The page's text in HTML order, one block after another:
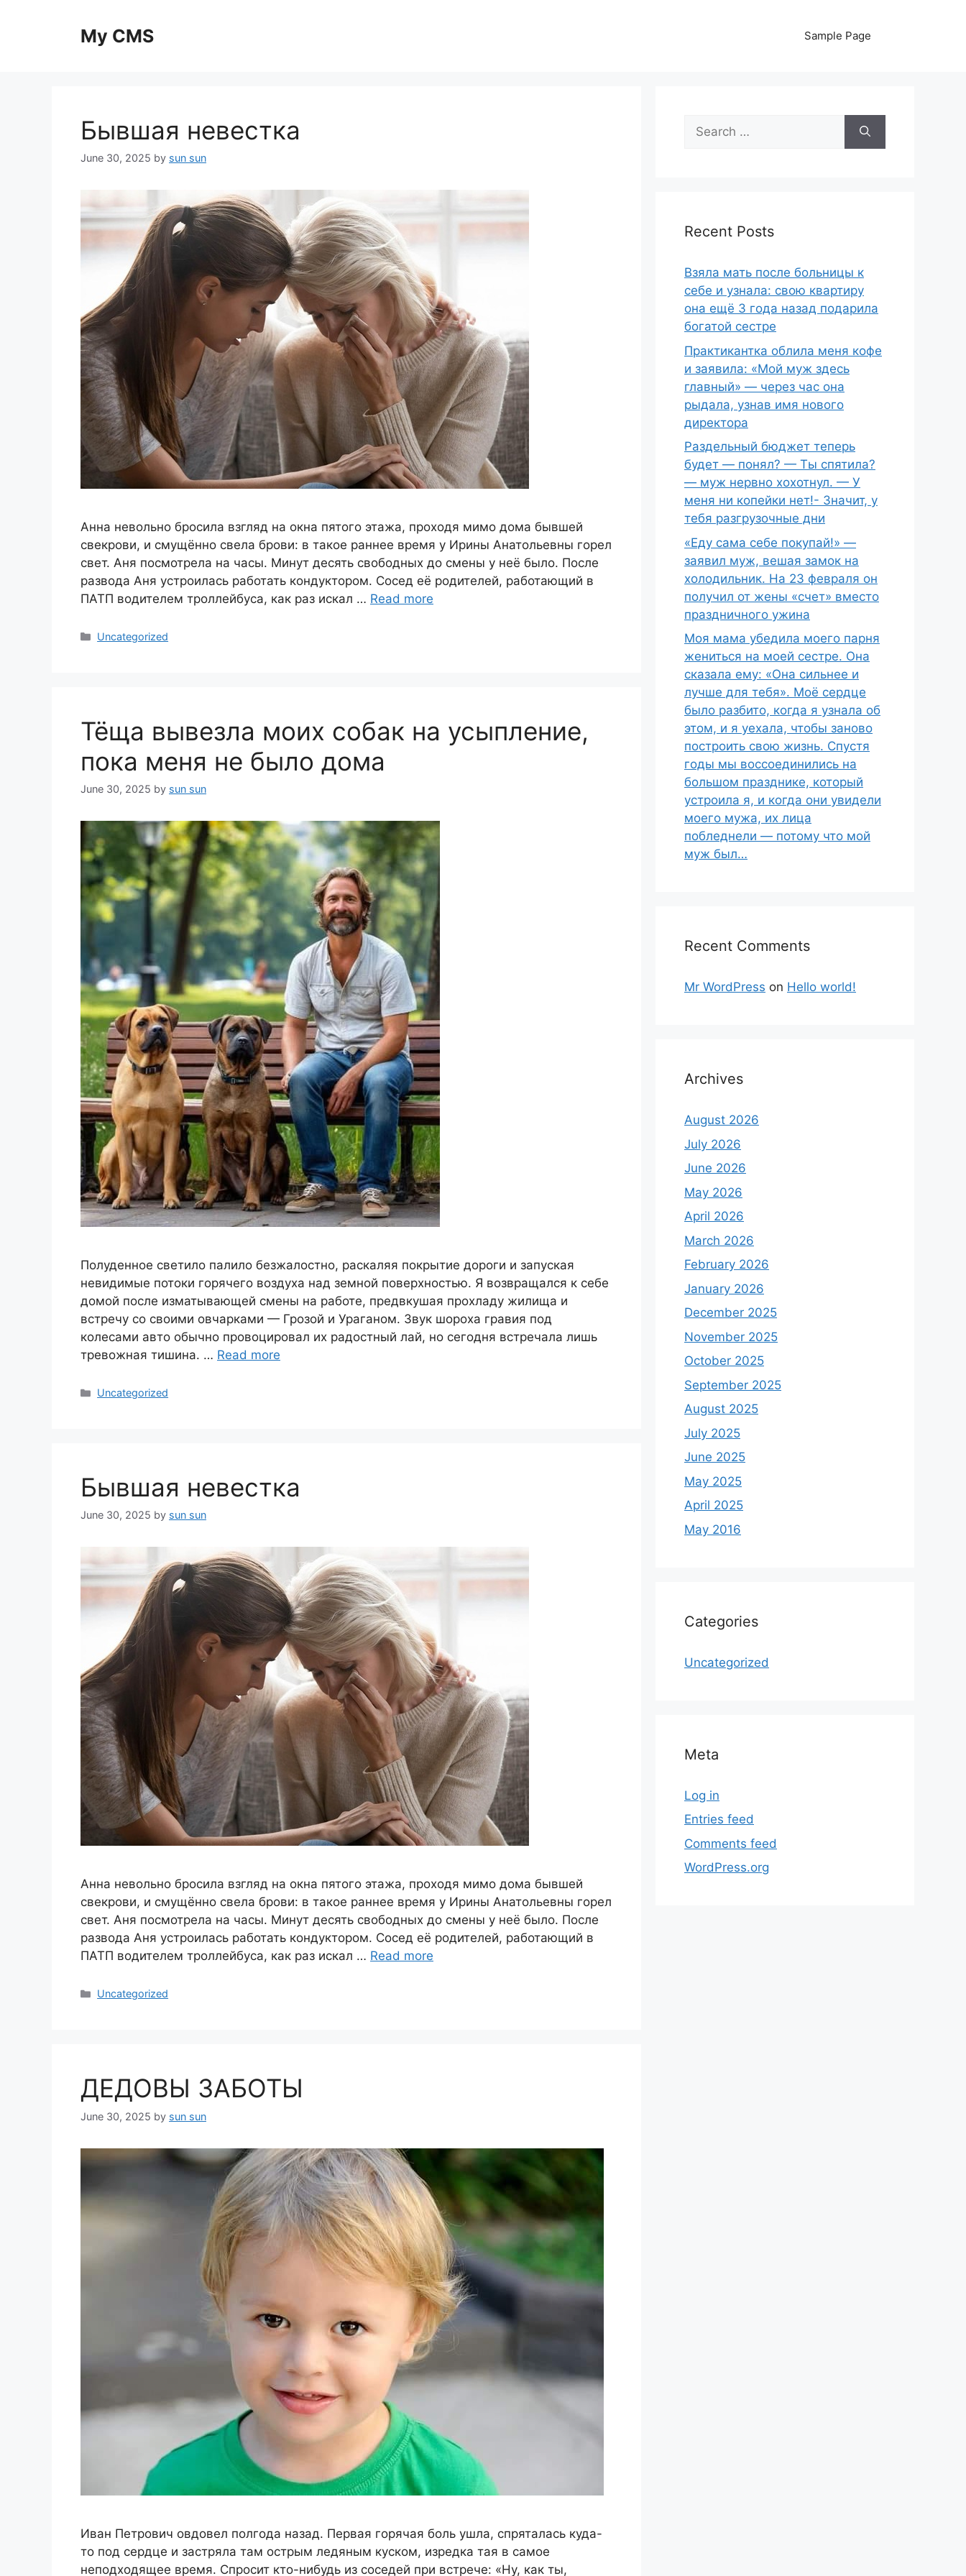
My CMS Sample Page
Бывшая невестка
June 30, 2025 by sun sun
Анна невольно бросила взгляд на окна пятого этажа, проходя мимо дома бывшей
свекрови, и смущённо свела брови: в такое раннее время у Ирины Анатольевны горел
свет. Аня посмотрела на часы. Минут десять свободных до смены у неё было. После
развода Аня устроилась работать кондуктором. Сосед её родителей, работающий в
ПАТП водителем троллейбуса, как раз искал … Read more
Categories
Uncategorized
Тёща вывезла моих собак на усыпление,
пока меня не было дома
June 30, 2025 by sun sun
Полуденное светило палило безжалостно, раскаляя покрытие дороги и запуская
невидимые потоки горячего воздуха над земной поверхностью. Я возвращался к себе
домой после изматывающей смены на работе, предвкушая прохладу жилища и
встречу со своими овчарками — Грозой и Ураганом. Звук шороха гравия под
колесами авто обычно провоцировал их радостный лай, но сегодня встречала лишь
тревожная тишина. … Read more
Categories
Uncategorized
Бывшая невестка
June 30, 2025 by sun sun
Анна невольно бросила взгляд на окна пятого этажа, проходя мимо дома бывшей
свекрови, и смущённо свела брови: в такое раннее время у Ирины Анатольевны горел
свет. Аня посмотрела на часы. Минут десять свободных до смены у неё было. После
развода Аня устроилась работать кондуктором. Сосед её родителей, работающий в
ПАТП водителем троллейбуса, как раз искал … Read more
Categories
Uncategorized
ДЕДОВЫ ЗАБОТЫ
June 30, 2025 by sun sun
Иван Петрович овдовел полгода назад. Первая горячая боль ушла, спряталась куда-
то под сердце и застряла там острым ледяным куском, изредка тая в самое
неподходящее время. Спросит кто-нибудь из соседей при встрече: «Ну, как ты,
Search
for:
Recent Posts
Взяла мать после больницы к
себе и узнала: свою квартиру
она ещё 3 года назад подарила
богатой сестре
Практикантка облила меня кофе
и заявила: «Мой муж здесь
главный» — через час она
рыдала, узнав имя нового
директора
Раздельный бюджет теперь
будет — понял? — Ты спятила?
— муж нервно хохотнул. — У
меня ни копейки нет!- Значит, у
тебя разгрузочные дни
«Еду сама себе покупай!» —
заявил муж, вешая замок на
холодильник. На 23 февраля он
получил от жены «счет» вместо
праздничного ужина
Моя мама убедила моего парня
жениться на моей сестре. Она
сказала ему: «Она сильнее и
лучше для тебя». Моё сердце
было разбито, когда я узнала об
этом, и я уехала, чтобы заново
построить свою жизнь. Спустя
годы мы воссоединились на
большом празднике, который
устроила я, и когда они увидели
моего мужа, их лица
побледнели — потому что мой
муж был…
Recent Comments
Mr WordPress on Hello world!
Archives
August 2026
July 2026
June 2026
May 2026
April 2026
March 2026
February 2026
January 2026
December 2025
November 2025
October 2025
September 2025
August 2025
July 2025
June 2025
May 2025
April 2025
May 2016
Categories
Uncategorized
Meta
Log in
Entries feed
Comments feed
WordPress.org